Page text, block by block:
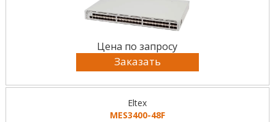
Цена по запросу
Заказать
Eltex
MES3400-48F